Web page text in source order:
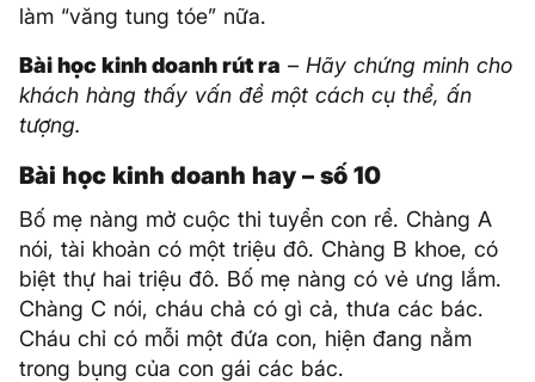
làm “văng tung tóe” nữa.
Bài học kinh doanh rút ra – Hãy chứng minh cho
khách hàng thấy vấn đề một cách cụ thể, ấn
tượng.
Bài học kinh doanh hay – số 10
Bố mẹ nàng mở cuộc thi tuyển con rể. Chàng A
nói, tài khoản có một triệu đô. Chàng B khoe, có
biệt thự hai triệu đô. Bố mẹ nàng có vẻ ưng lắm.
Chàng C nói, cháu chả có gì cả, thưa các bác.
Cháu chỉ có mỗi một đứa con, hiện đang nằm
trong bụng của con gái các bác.